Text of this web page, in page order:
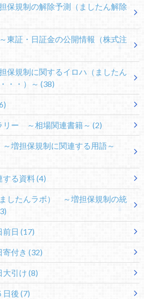
保規制の解除予測（ましたん解除
東証・日証金の公開情報（株式注
保規制に関するイロハ（ましたん
・・）～ (38)
ー ～相場関連書籍～ (2)
増担保規制に関連する用語～
る資料(4)
したんラボ） ～増担保規制の統
日 (17)
付き (32)
引け (8)
日後 (7)